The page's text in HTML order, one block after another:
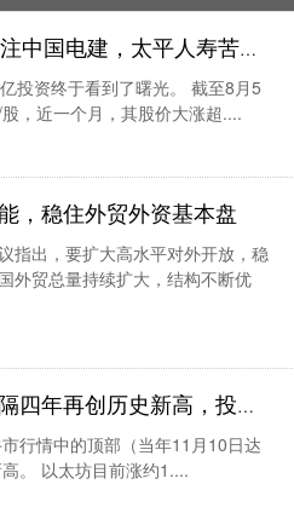
建，太平人寿苦熬两年终“上岸”
投资终于看到了曙光。 截至8月5
，近一个月，其股价大涨超....
，稳住外贸外资基本盘
指出，要扩大高水平对外开放，稳
外贸总量持续扩大，结构不断优
高，投资者关注鲍威尔释放的鸽派信号
行情中的顶部（当年11月10日达
。 以太坊目前涨约1....